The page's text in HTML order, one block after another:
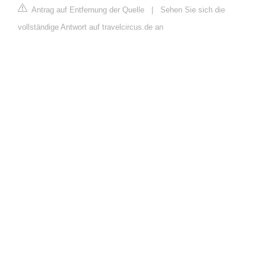
Antrag auf Entfernung der Quelle | Sehen Sie sich die
vollständige Antwort auf travelcircus.de an